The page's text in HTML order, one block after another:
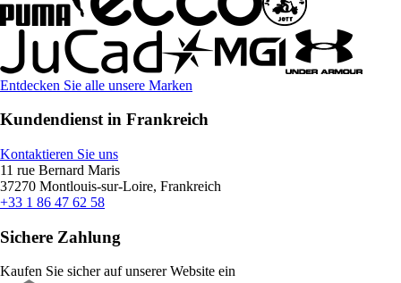
Entdecken Sie alle unsere Marken
Kundendienst in Frankreich
Kontaktieren Sie uns
11 rue Bernard Maris
37270 Montlouis-sur-Loire, Frankreich
+33 1 86 47 62 58
Sichere Zahlung
Kaufen Sie sicher auf unserer Website ein